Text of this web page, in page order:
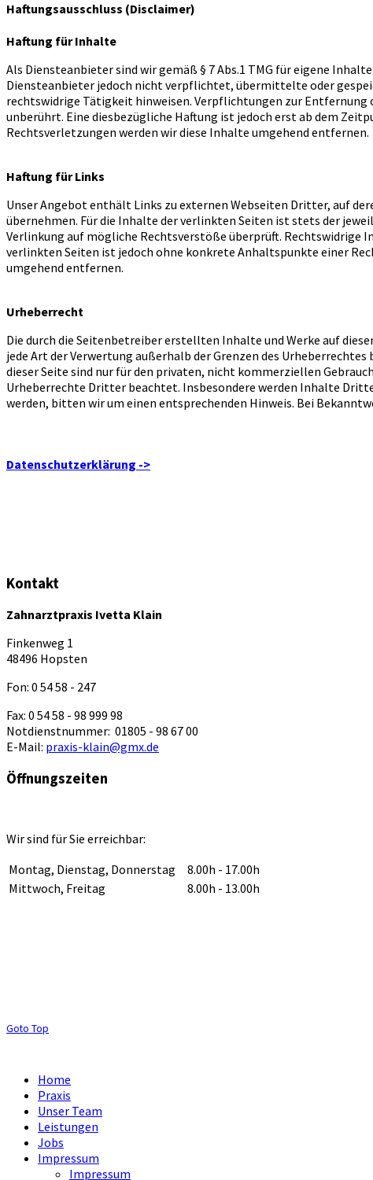
Haftungsausschluss (Disclaimer)
Haftung für Inhalte
Als Diensteanbieter sind wir gemäß § 7 Abs.1 TMG für eigene
Diensteanbieter jedoch nicht verpflichtet, übermittelte oder
rechtswidrige Tätigkeit hinweisen. Verpflichtungen zur
unberührt. Eine diesbezügliche Haftung ist jedoch erst ab dem
Rechtsverletzungen werden wir diese Inhalte umgehend entfernen.
Haftung für Links
Unser Angebot enthält Links zu externen Webseiten Dritter, auf
übernehmen. Für die Inhalte der verlinkten Seiten ist stets der
Verlinkung auf mögliche Rechtsverstöße überprüft.
verlinkten Seiten ist jedoch ohne konkrete Anhaltspunkte einer
umgehend entfernen.
Urheberrecht
Die durch die Seitenbetreiber erstellten Inhalte und Werke auf
jede Art der Verwertung außerhalb der Grenzen des
dieser Seite sind nur für den privaten, nicht kommerziellen
Urheberrechte Dritter beachtet. Insbesondere werden Inhalte
werden, bitten wir um einen entsprechenden Hinweis. Bei
Datenschutzerklärung ->
Kontakt
Zahnarztpraxis Ivetta Klain
Finkenweg 1
48496 Hopsten
Fon: 0 54 58 - 247
Fax: 0 54 58 - 98 999 98
Notdienstnummer: 01805 - 98 67 00
E-Mail: praxis-klain@gmx.de
Öffnungszeiten
Wir sind für Sie erreichbar:
Montag, Dienstag, Donnerstag
8.00h - 17.00h
Mittwoch, Freitag
8.00h - 13.00h
Goto Top
Home
Praxis
Unser Team
Leistungen
Jobs
Impressum
Impressum